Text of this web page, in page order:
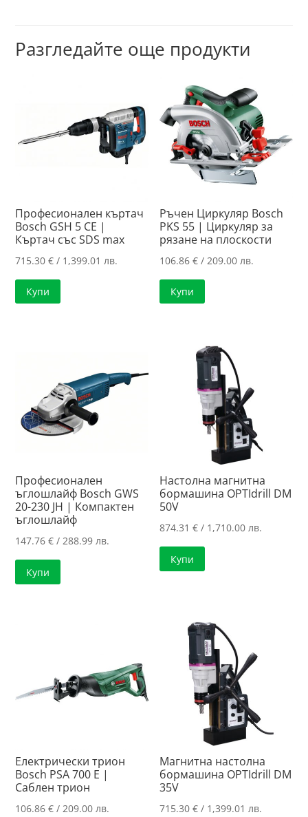
Разгледайте още продукти
Професионален къртач
Bosch GSH 5 CE |
Къртач със SDS max
715.30€ / 1,399.01 лв.
Купи
Ръчен Циркуляр Bosch
PKS 55 | Циркуляр за
рязанe нa плоскости
106.86€ / 209.00 лв.
Купи
Професионален
ъглошлайф Bosch GWS
20-230 JH | Компактен
ъглошлайф
147.76€ / 288.99 лв.
Купи
Настолна магнитна
бормашина OPTIdrill DM
50V
874.31€ / 1,710.00 лв.
Купи
Електрически трион
Bosch PSA 700 E |
Саблен трион
106.86€ / 209.00 лв.
Магнитна настолна
бормашина OPTIdrill DM
35V
715.30€ / 1,399.01 лв.